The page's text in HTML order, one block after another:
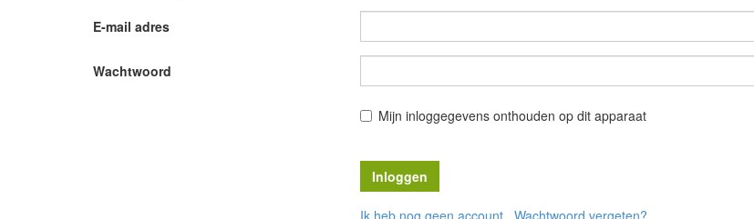
E-mail adres
Wachtwoord
Mijn inloggegevens onthouden op dit apparaat
Ik heb nog geen account Wachtwoord vergeten?